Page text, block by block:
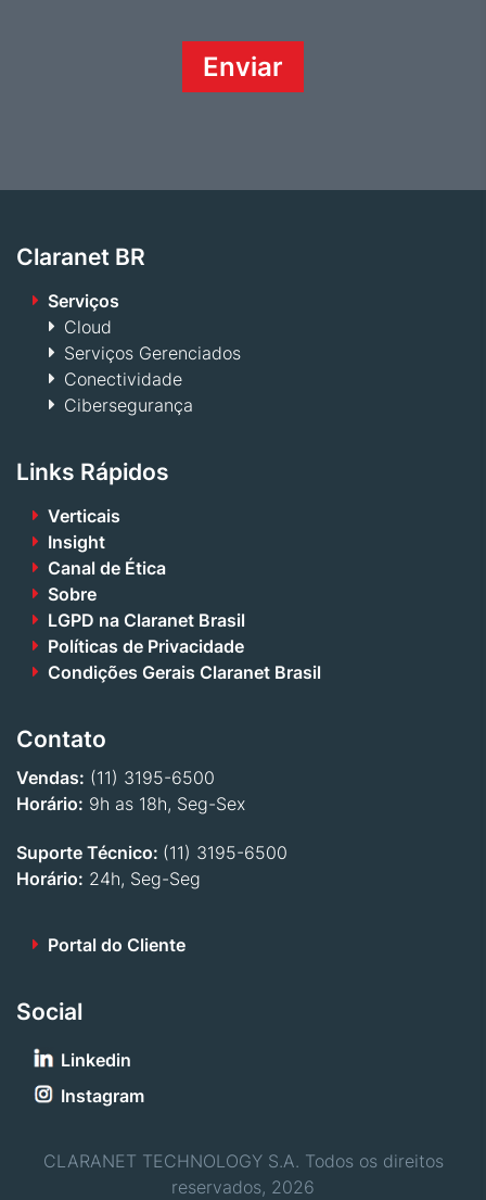
Claranet BR
Serviços
Cloud
Serviços Gerenciados
Conectividade
Cibersegurança
Links Rápidos
Verticais
Insight
Canal de Ética
Sobre
LGPD na Claranet Brasil
Políticas de Privacidade
Condições Gerais Claranet Brasil
Contato
Vendas: (11) 3195-6500
Horário: 9h as 18h, Seg-Sex
Suporte Técnico: (11) 3195-6500
Horário: 24h, Seg-Seg
Portal do Cliente
Social
Linkedin
Instagram
CLARANET TECHNOLOGY S.A. Todos os direitos
reservados, 2026